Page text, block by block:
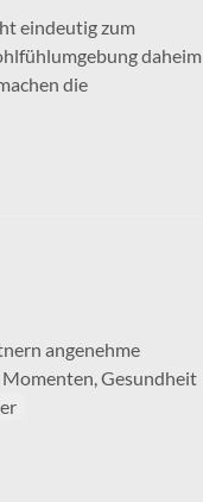
eindeutig zum
daheim
die
angenehme
Gesundheit